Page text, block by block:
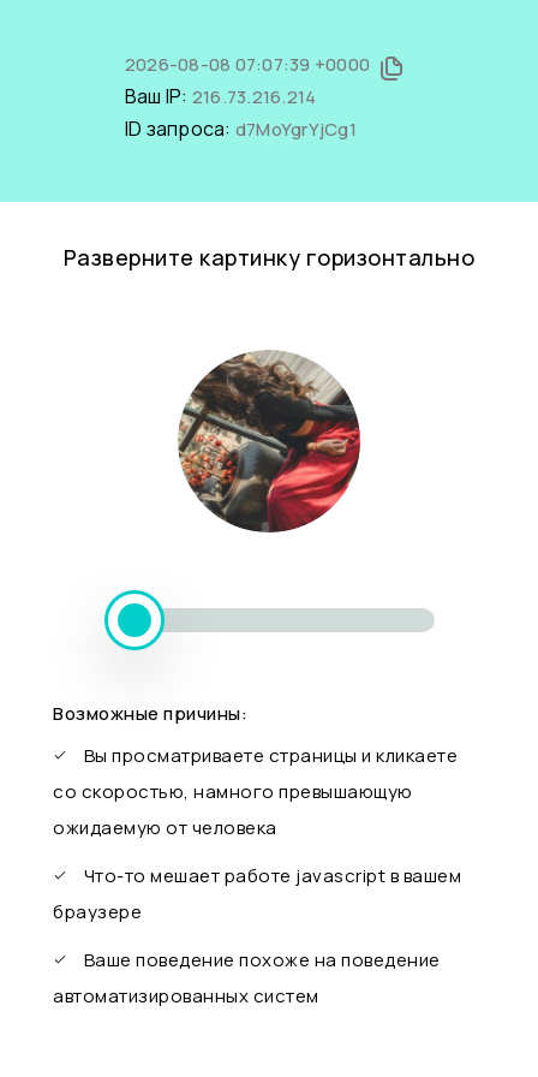
2026-08-08 07:07:39 +0000
Ваш IP: 216.73.216.214
ID запроса: d7MoYgrYjCg1
Разверните картинку горизонтально
Возможные причины:
Вы просматриваете страницы и кликаете
со скоростью, намного превышающую
ожидаемую от человека
Что-то мешает работе javascript в вашем
браузере
Ваше поведение похоже на поведение
автоматизированных систем